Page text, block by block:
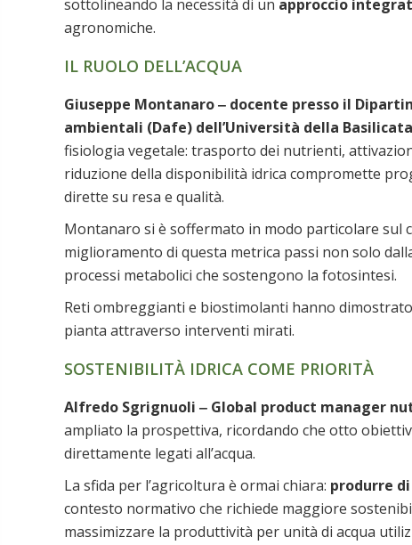
sottolineando la necessità di un approccio
agronomiche.
IL RUOLO DELL’ACQUA
Giuseppe Montanaro ‒ docente presso il
ambientali (Dafe) dell’Università della Basilicata
fisiologia vegetale: trasporto dei nutrienti,
riduzione della disponibilità idrica compromette
dirette su resa e qualità.
Montanaro si è soffermato in modo particolare sul
miglioramento di questa metrica passi non solo
processi metabolici che sostengono la fotosintesi.
Reti ombreggianti e biostimolanti hanno
pianta attraverso interventi mirati.
SOSTENIBILITÀ IDRICA COME PRIORITÀ
Alfredo Sgrignuoli ‒ Global product manager
ampliato la prospettiva, ricordando che otto
direttamente legati all’acqua.
La sfida per l’agricoltura è ormai chiara: produrre
contesto normativo che richiede maggiore
massimizzare la produttività per unità di acqua